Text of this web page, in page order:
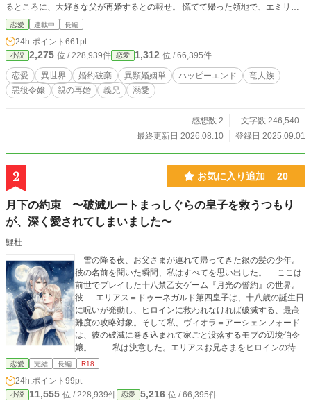
るところに、大好きな父が再婚するとの報せ。 慌てて帰った領地で、エミリア
は、ある竜人族の青年と出会い、不思議なウロコを贈られるが……。 後日再会
するも、しかしエミリアは気がつかなかった。そのウロコをくれた彼と、父に紹
介されたドラゴン顔の『義兄』が、同一人物であることに……。 父に憧れ奮闘
する脳筋病弱お嬢様と、彼女に一目惚れし、うっかり求婚してしまった竜人族義
兄の、苦悩と萌え多きラブコメです。 突っ込みどころ満載。コメディ要素強
め。設定ゆるめ。基本的にまぬけで平和なお話です。 ※なろうさんにも投稿中
※書き手の許可のない転載は固く禁止いたします。翻訳転載は翻訳後の表現に責
恋愛 連載中 長編
24h.ポイント 661pt
小説 2,275 位 / 228,939件 恋愛 1,312 位 / 66,395件
恋愛 異世界 婚約破棄 異類婚姻単 ハッピーエンド
竜人族
悪役令嬢
親の再婚 義兄 溺愛
感想数 2
文字数 246,540
最終更新日 2026.08.10
登録日 2025.09.01
2 お気に入り追加 20
月下の約束 〜破滅ルートまっしぐらの皇子を救うつもり
が、深く愛されてしまいました〜
鯉杜
雪の降る夜、お父さまが連れて帰ってきた銀の髪の少年。
彼の名前を聞いた瞬間、私はすべてを思い出した。 ここは
前世でプレイした十八禁乙女ゲーム『月光の誓約』の世界。
彼──エリアス＝ドゥーネガルド第四皇子は、十八歳の誕生日
に呪いが発動し、ヒロインに救われなければ破滅する、最高
難度の攻略対象。そして私、ヴィオラ＝アーシェンフォード
は、彼の破滅に巻き込まれて家ごと没落するモブの辺境伯令
嬢。 私は決意した。エリアスお兄さまをヒロインの待つ
運命へ、無事に送り出そう。そのために、彼を家族として大
呪いに苦しむお兄さまの前で、私は身体を捧げてしまった。
「これは応急処置なんだから」と自分に言い聞かせて。 そ
恋愛 完結 長編 R18
24h.ポイント 99pt
小説 11,555 位 / 228,939件 恋愛 5,216 位 / 66,395件